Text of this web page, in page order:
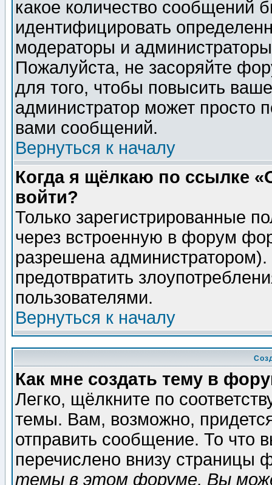
какое количество сообщений
идентифицировать
модераторы и
Пожалуйста, не засоряйте
для того, чтобы повысить
администратор может просто
вами сообщений.
Вернуться к началу
Когда я щёлкаю по ссылке
войти?
Только зарегистрированные
через встроенную в форум
разрешена
предотвратить
пользователями.
Вернуться к началу
Как мне создать тему в
Легко, щёлкните по
темы. Вам, возможно,
отправить сообщение. То что
перечислено внизу страницы
темы в этом форуме, Вы